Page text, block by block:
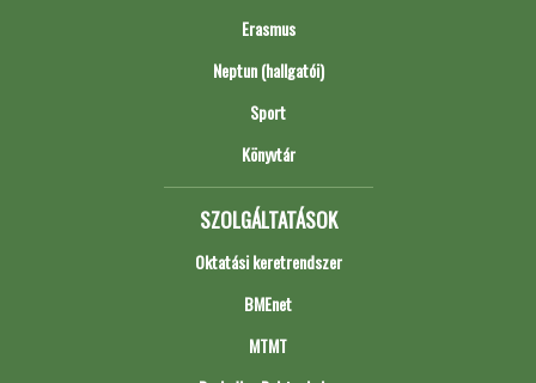
Erasmus
Neptun (hallgatói)
Sport
Könyvtár
SZOLGÁLTATÁSOK
Oktatási keretrendszer
BMEnet
MTMT